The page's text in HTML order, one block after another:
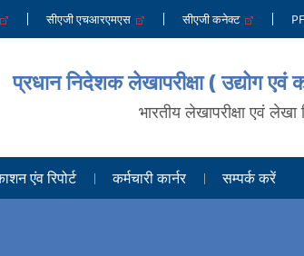
सीएजी एचआरएमएस सीएजी कनेक्ट
प्रधान निदेशक लेखापरीक्षा ( उद्योग एवं
भारतीय लेखापरीक्षा एवं लेखा
एंव रिपोर्ट कर्मचारी कार्नर सम्पर्क करें